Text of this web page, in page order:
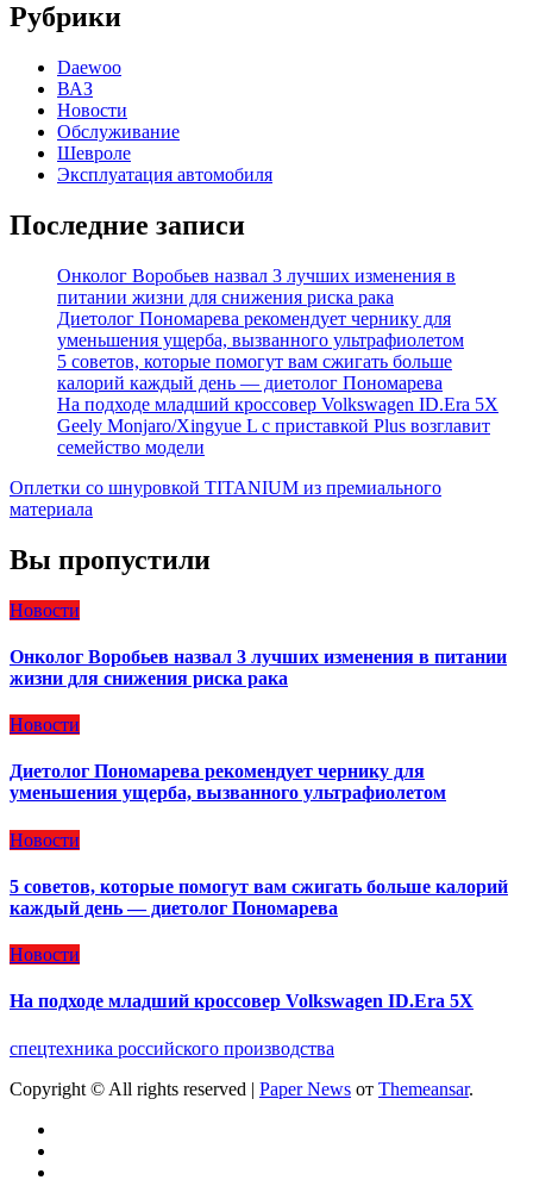
Рубрики
Daewoo
ВАЗ
Новости
Обслуживание
Шевроле
Эксплуатация автомобиля
Последние записи
Онколог Воробьев назвал 3 лучших изменения в
питании жизни для снижения риска рака
Диетолог Пономарева рекомендует чернику для
уменьшения ущерба, вызванного ультрафиолетом
5 советов, которые помогут вам сжигать больше
калорий каждый день — диетолог Пономарева
На подходе младший кроссовер Volkswagen ID.Era 5X
Geely Monjaro/Xingyue L с приставкой Plus возглавит
семейство модели
Оплетки со шнуровкой TITANIUM из премиального
материала
Вы пропустили
Новости
Онколог Воробьев назвал 3 лучших изменения в питании
жизни для снижения риска рака
Новости
Диетолог Пономарева рекомендует чернику для
уменьшения ущерба, вызванного ультрафиолетом
Новости
5 советов, которые помогут вам сжигать больше калорий
каждый день — диетолог Пономарева
Новости
На подходе младший кроссовер Volkswagen ID.Era 5X
спецтехника российского производства
Copyright © All rights reserved | Paper News от Themeansar.